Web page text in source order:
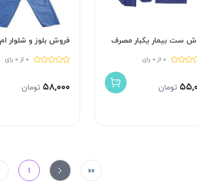
ست بیمار یکبار مصرف
0 از 0 رای
تومان
فروش بلوز و شلوار
0 از 0 رای
۵۸,۰۰۰ تومان
««
«
1